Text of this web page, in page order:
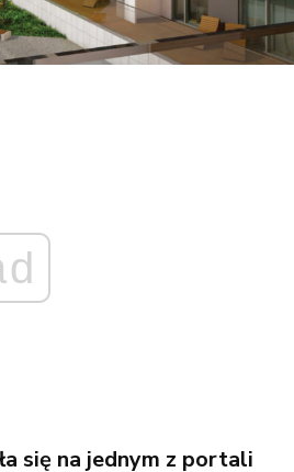
się na jednym z portali